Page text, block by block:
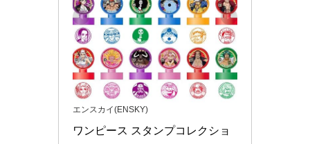
エンスカイ(ENSKY)
ワンピース スタンプコレクショ